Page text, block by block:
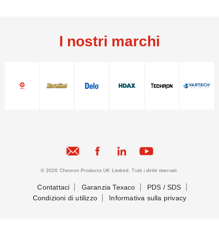
I nostri marchi
© 2026 Chevron Products UK Limited. Tutti i diritti riservati.
Contattaci Garanzia Texaco
PDS / SDS
Condizioni di utilizzo
Informativa sulla privacy